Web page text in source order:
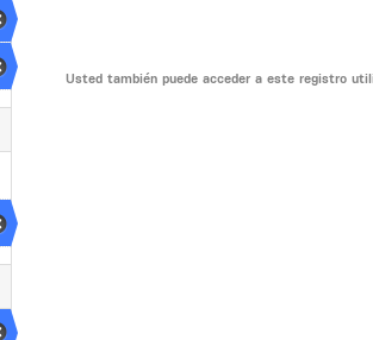
Usted también puede acceder a este registro